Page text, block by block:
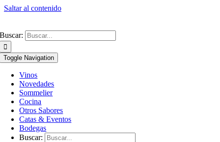
Saltar al contenido
Buscar:
Toggle Navigation
Vinos
Novedades
Sommelier
Cocina
Otros Sabores
Catas & Eventos
Bodegas
Buscar: